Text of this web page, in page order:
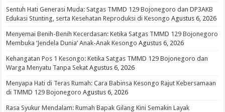
Sentuh Hati Generasi Muda: Satgas TMMD 129 Bojonegoro dan DP3AKB
Edukasi Stunting, serta Kesehatan Reproduksi di Kesongo Agustus 6, 2026
Menyemai Benih-Benih Kecerdasan: Ketika Satgas TMMD 129 Bojonegoro
Membuka ‘Jendela Dunia’ Anak-Anak Kesongo Agustus 6, 2026
Kehangatan Pos 1 Kesongo: Ketika Satgas TMMD 129 Bojonegoro dan
Warga Menyatu Tanpa Sekat Agustus 6, 2026
Menyapa Hati di Teras Rumah: Cara Babinsa Kesongo Rajut Kebersamaan
di TMMD 129 Bojonegoro Agustus 6, 2026
Rasa Syukur Mendalam: Rumah Bapak Gilang Kini Semakin Layak